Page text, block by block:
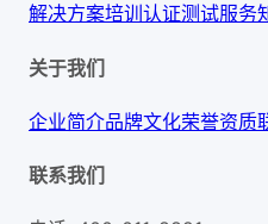
解决方案培训认证测试服务
关于我们
企业简介品牌文化荣誉资质
联系我们